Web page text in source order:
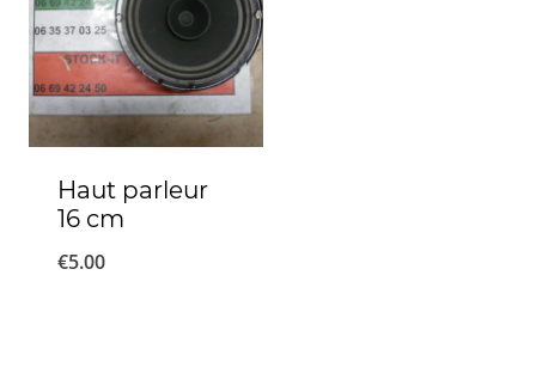
Haut parleur
16 cm
€5.00